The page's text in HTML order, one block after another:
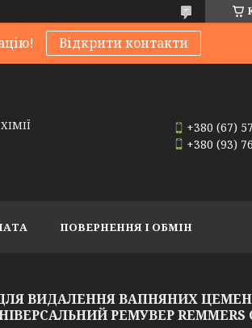
Відкрити контакти
+380 (67)
+380 (93)
ПОВЕРНЕННЯ І ОБМІН
ВИДАЛЕННЯ ВАПНЯНИХ
РЕМУВЕР REMMERS